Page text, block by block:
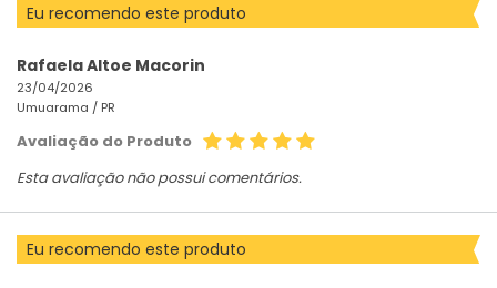
Eu recomendo este produto
Rafaela Altoe Macorin
23/04/2026
Umuarama / PR
Avaliação do Produto
Esta avaliação não possui comentários.
Eu recomendo este produto